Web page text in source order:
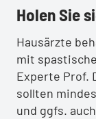
Holen Sie
Hausärzte
mit
Experte Prof.
sollten
und ggfs.